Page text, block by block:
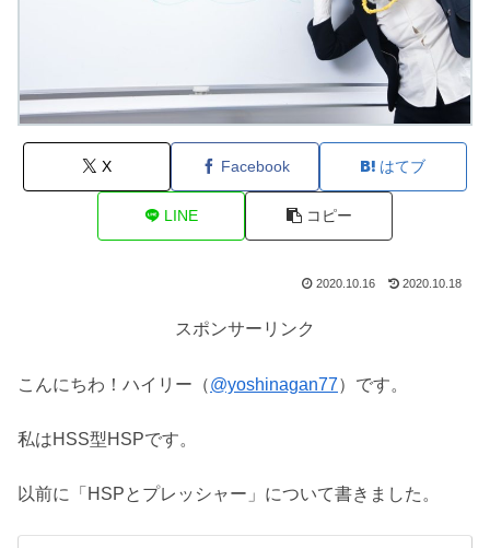
X Facebook はてブ
LINE コピー
2020.10.16 2020.10.18
スポンサーリンク
こんにちわ！ハイリー（@yoshinagan77）です。
私はHSS型HSPです。
以前に「HSPとプレッシャー」について書きました。